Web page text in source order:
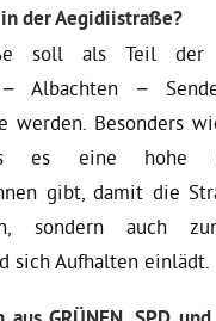
der Aegidiistraße?
soll als Teil der
– Albachten –
werden. Besonders
es eine hohe
gibt, damit die
sondern auch
sich Aufhalten einlädt.